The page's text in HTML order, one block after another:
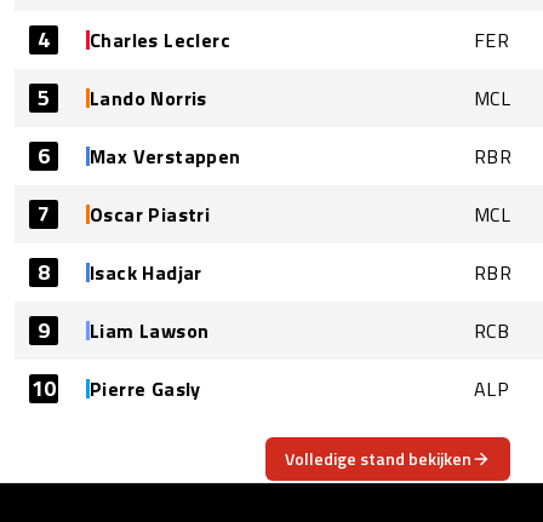
4 Charles Leclerc FER
5 Lando Norris MCL
6 Max Verstappen RBR
7 Oscar Piastri MCL
8 Isack Hadjar RBR
9 Liam Lawson RCB
10 Pierre Gasly ALP
Volledige stand bekijken